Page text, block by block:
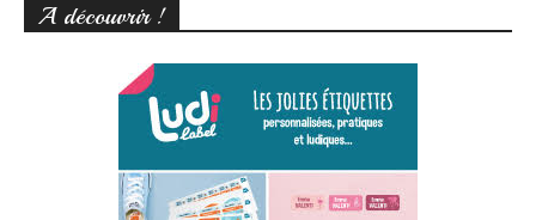
A découvrir !